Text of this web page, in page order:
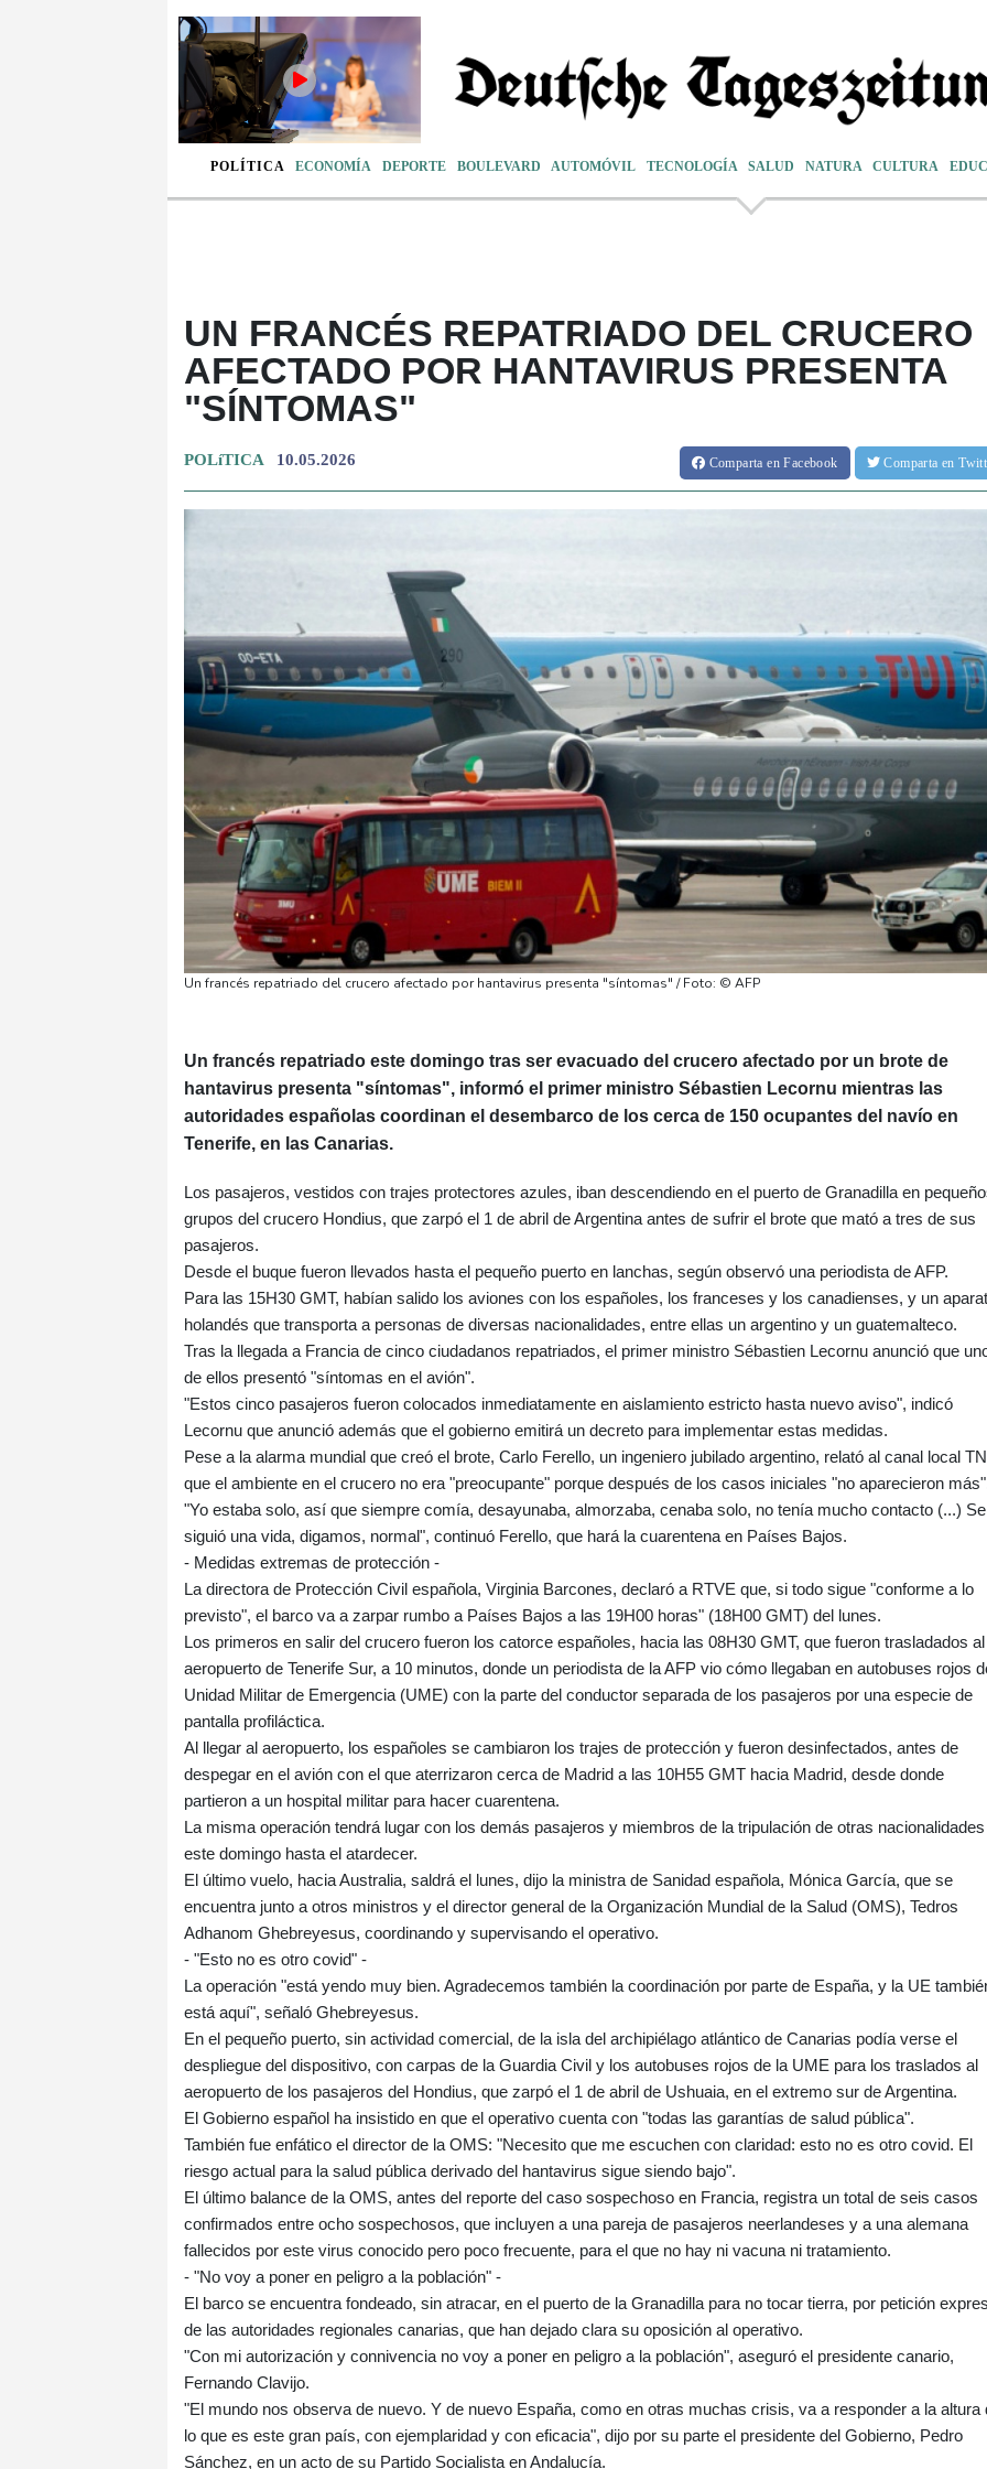
POLÍTICA ECONOMÍA DEPORTE BOULEVARD AUTOMÓVIL TECNOLOGÍA SALUD NATURA CULTURA
UN FRANCÉS REPATRIADO DEL CRUCERO
AFECTADO POR HANTAVIRUS PRESENTA
"SÍNTOMAS"
POLíTICA 10.05.2026 Compartaen Facebook Comparta en
Un francés repatriado del crucero afectado por hantavirus presenta "síntomas" / Foto: © AFP
Un francés repatriado este domingo tras ser evacuado del crucero afectado por un brote de
hantavirus presenta "síntomas", informó el primer ministro Sébastien Lecornu mientras las
autoridades españolas coordinan el desembarco de los cerca de 150 ocupantes del navío en
Tenerife, en las Canarias.
Los pasajeros, vestidos con trajes protectores azules, iban descendiendo en el puerto de Granadilla en
grupos del crucero Hondius, que zarpó el 1 de abril de Argentina antes de sufrir el brote que mató a tres de sus
pasajeros.
Desde el buque fueron llevados hasta el pequeño puerto en lanchas, según observó una periodista de AFP.
Para las 15H30 GMT, habían salido los aviones con los españoles, los franceses y los canadienses, y un
holandés que transporta a personas de diversas nacionalidades, entre ellas un argentino y un guatemalteco.
Tras la llegada a Francia de cinco ciudadanos repatriados, el primer ministro Sébastien Lecornu anunció que
de ellos presentó "síntomas en el avión".
"Estos cinco pasajeros fueron colocados inmediatamente en aislamiento estricto hasta nuevo aviso", indicó
Lecornu que anunció además que el gobierno emitirá un decreto para implementar estas medidas.
Pese a la alarma mundial que creó el brote, Carlo Ferello, un ingeniero jubilado argentino, relató al canal local
que el ambiente en el crucero no era "preocupante" porque después de los casos iniciales "no aparecieron
"Yo estaba solo, así que siempre comía, desayunaba, almorzaba, cenaba solo, no tenía mucho contacto (...) Se
siguió una vida, digamos, normal", continuó Ferello, que hará la cuarentena en Países Bajos.
- Medidas extremas de protección -
La directora de Protección Civil española, Virginia Barcones, declaró a RTVE que, si todo sigue "conforme a lo
previsto", el barco va a zarpar rumbo a Países Bajos a las 19H00 horas" (18H00 GMT) del lunes.
Los primeros en salir del crucero fueron los catorce españoles, hacia las 08H30 GMT, que fueron trasladados al
aeropuerto de Tenerife Sur, a 10 minutos, donde un periodista de la AFP vio cómo llegaban en autobuses rojos
Unidad Militar de Emergencia (UME) con la parte del conductor separada de los pasajeros por una especie de
pantalla profiláctica.
Al llegar al aeropuerto, los españoles se cambiaron los trajes de protección y fueron desinfectados, antes de
despegar en el avión con el que aterrizaron cerca de Madrid a las 10H55 GMT hacia Madrid, desde donde
partieron a un hospital militar para hacer cuarentena.
La misma operación tendrá lugar con los demás pasajeros y miembros de la tripulación de otras nacionalidades
este domingo hasta el atardecer.
El último vuelo, hacia Australia, saldrá el lunes, dijo la ministra de Sanidad española, Mónica García, que se
encuentra junto a otros ministros y el director general de la Organización Mundial de la Salud (OMS), Tedros
Adhanom Ghebreyesus, coordinando y supervisando el operativo.
- "Esto no es otro covid" -
La operación "está yendo muy bien. Agradecemos también la coordinación por parte de España, y la UE
está aquí", señaló Ghebreyesus.
En el pequeño puerto, sin actividad comercial, de la isla del archipiélago atlántico de Canarias podía verse el
despliegue del dispositivo, con carpas de la Guardia Civil y los autobuses rojos de la UME para los traslados al
aeropuerto de los pasajeros del Hondius, que zarpó el 1 de abril de Ushuaia, en el extremo sur de Argentina.
El Gobierno español ha insistido en que el operativo cuenta con "todas las garantías de salud pública".
También fue enfático el director de la OMS: "Necesito que me escuchen con claridad: esto no es otro covid. El
riesgo actual para la salud pública derivado del hantavirus sigue siendo bajo".
El último balance de la OMS, antes del reporte del caso sospechoso en Francia, registra un total de seis casos
confirmados entre ocho sospechosos, que incluyen a una pareja de pasajeros neerlandeses y a una alemana
fallecidos por este virus conocido pero poco frecuente, para el que no hay ni vacuna ni tratamiento.
- "No voy a poner en peligro a la población" -
El barco se encuentra fondeado, sin atracar, en el puerto de la Granadilla para no tocar tierra, por petición
de las autoridades regionales canarias, que han dejado clara su oposición al operativo.
"Con mi autorización y connivencia no voy a poner en peligro a la población", aseguró el presidente canario,
Fernando Clavijo.
"El mundo nos observa de nuevo. Y de nuevo España, como en otras muchas crisis, va a responder a la altura
lo que es este gran país, con ejemplaridad y con eficacia", dijo por su parte el presidente del Gobierno, Pedro
Sánchez, en un acto de su Partido Socialista en Andalucía.